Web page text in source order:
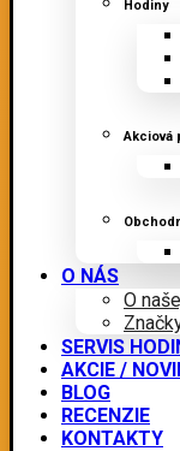
Hodiny
Akciová
O NÁS
O
SERVIS
AKCIE /
BLOG
RECENZIE
KONTAKTY